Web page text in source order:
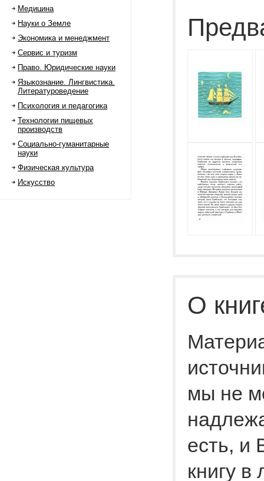
Медицина
Науки о Земле
Экономика и менеджмент
Сервис и туризм
Право. Юридические науки
Языкознание. Лингвистика.
Литературоведение
Психология и педагогика
Технологии пищевых
производств
Социально-гуманитарные
науки
Физическая культура
Искусство
О
мы не
есть, и
книгу